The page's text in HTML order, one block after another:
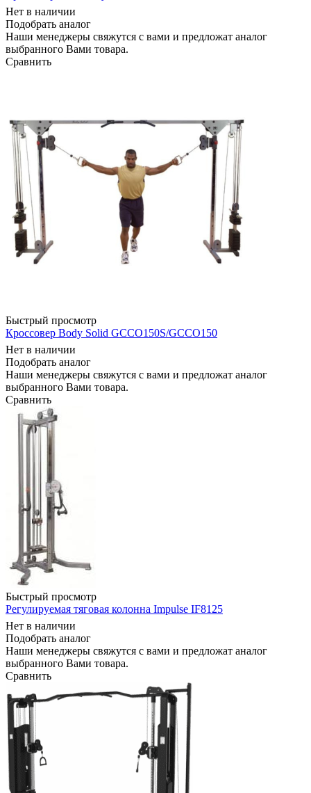
Нет в наличии
Подобрать аналог
Наши менеджеры свяжутся с вами и предложат аналог
выбранного Вами товара.
Сравнить
Быстрый просмотр
Кроссовер Body Solid GCCO150S/GCCO150
Нет в наличии
Подобрать аналог
Наши менеджеры свяжутся с вами и предложат аналог
выбранного Вами товара.
Сравнить
Быстрый просмотр
Регулируемая тяговая колонна Impulse IF8125
Нет в наличии
Подобрать аналог
Наши менеджеры свяжутся с вами и предложат аналог
выбранного Вами товара.
Сравнить